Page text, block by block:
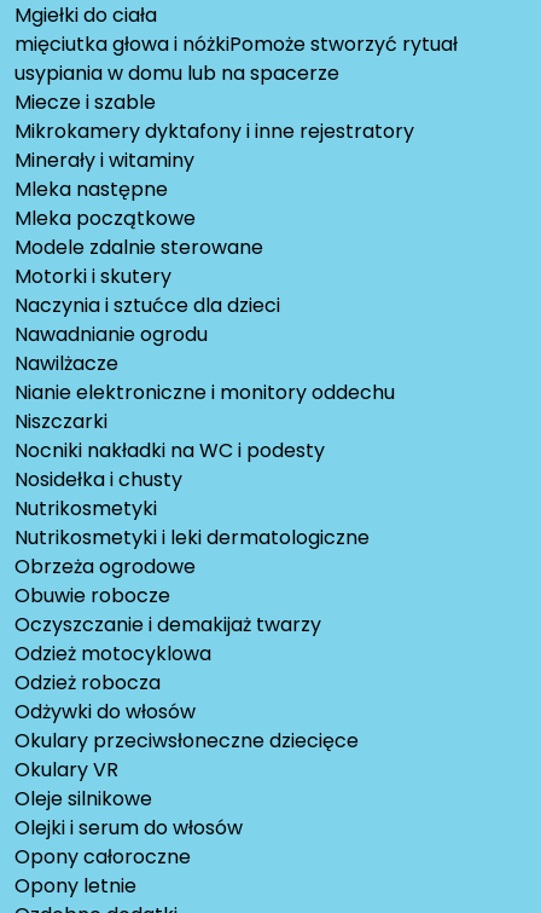
Mgiełki do ciała
mięciutka głowa i nóżkiPomoże stworzyć rytuał
usypiania w domu lub na spacerze
Miecze i szable
Mikrokamery dyktafony i inne rejestratory
Minerały i witaminy
Mleka następne
Mleka początkowe
Modele zdalnie sterowane
Motorki i skutery
Naczynia i sztućce dla dzieci
Nawadnianie ogrodu
Nawilżacze
Nianie elektroniczne i monitory oddechu
Niszczarki
Nocniki nakładki na WC i podesty
Nosidełka i chusty
Nutrikosmetyki
Nutrikosmetyki i leki dermatologiczne
Obrzeża ogrodowe
Obuwie robocze
Oczyszczanie i demakijaż twarzy
Odzież motocyklowa
Odzież robocza
Odżywki do włosów
Okulary przeciwsłoneczne dziecięce
Okulary VR
Oleje silnikowe
Olejki i serum do włosów
Opony całoroczne
Opony letnie